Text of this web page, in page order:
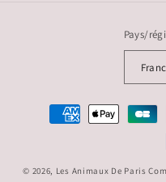
Pays/
Moyens
© 2026, Les Animaux De Paris